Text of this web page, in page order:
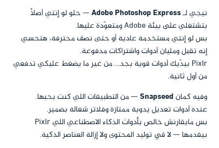
نيجي لـAdobe Photoshop Express— حلو لو إنتي أصلًا
بتشتغلي على بيئة Adobe ومتعوّدة عليها.
بس لو إنتي مستخدمة عادية أو حتى نصف محترفة، هتحسي
إنه تقيل ومليان أدوات واشتراكات مدفوعة.
Pixlr بيدّيك أدوات قوية بجد… من غير ما يضغط عليكي تدفعي
من أول ثانية.
وفيه كمانSnapseed— من التطبيقات اللي كنت بحبها.
عنده أدوات تعديل يدوية ممتازة وفلاتر شغالة بضمير.
بس مايقارنش خالص بأدوات الذكاء الاصطناعي اللي Pixlr
بيقدمها — لا في توليد المحتوى ولا إزالة العناصر الذكية.